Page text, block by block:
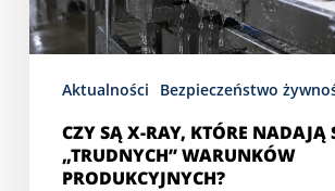
do
„trudnych”
warunków
Aktualności Bezpieczeństwo
CZY SĄ X-RAY, KTÓRE NADAJĄ
„TRUDNYCH” WARUNKÓW
PRODUKCYJNYCH?